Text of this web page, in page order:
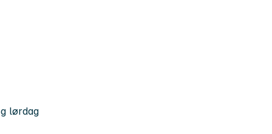
lørdag